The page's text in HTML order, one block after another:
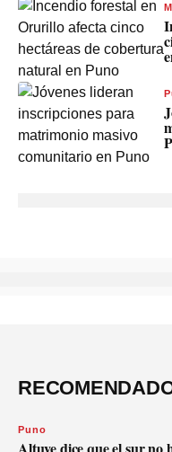
Puno
Altuve dice que el sur no